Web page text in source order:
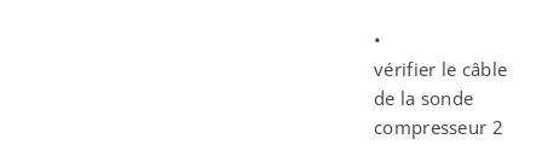
•
vérifier le câble
de la sonde
compresseur 2